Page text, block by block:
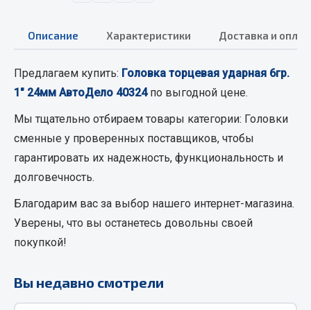
Масла
Охладжающие жидкости
Технические жидкости
Болты
Гайки
Пресс-масленки
Пробки
Описание Характеристики Доставка и
Предлагаем купить: Головка торцевая ударная 6гр.
1" 24мм АвтоДело 40324по выгодной цене.
Мы тщательно отбираем товары категории: Головки
сменные у проверенных поставщиков, чтобы
гарантировать их надежность, функциональность и
долговечность.
Благодарим вас за выбор нашего интернет-магазина.
Уверены, что вы останетесь довольны своей
покупкой!
Вы недавно смотрели